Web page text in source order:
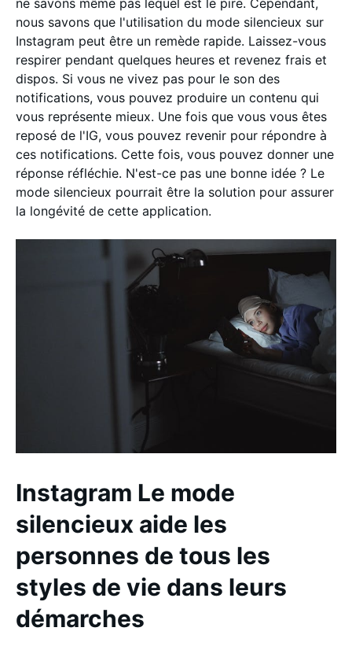
ne savons même pas lequel est le pire. Cependant,
nous savons que l'utilisation du mode silencieux sur
Instagram peut être un remède rapide. Laissez-vous
respirer pendant quelques heures et revenez frais et
dispos. Si vous ne vivez pas pour le son des
notifications, vous pouvez produire un contenu qui
vous représente mieux. Une fois que vous vous êtes
reposé de l'IG, vous pouvez revenir pour répondre à
ces notifications. Cette fois, vous pouvez donner une
réponse réfléchie. N'est-ce pas une bonne idée ? Le
mode silencieux pourrait être la solution pour assurer
la longévité de cette application.
Instagram Le mode
silencieux aide les
personnes de tous les
styles de vie dans leurs
démarches